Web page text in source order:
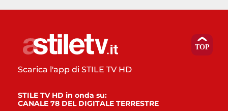
Scarica l'app di STILE TV HD
STILE TV HD in onda su:
CANALE 78 DEL DIGITALE TERRESTRE